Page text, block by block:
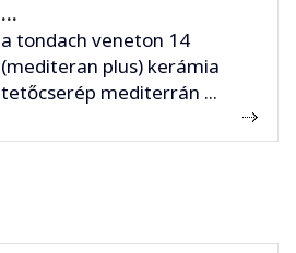
...
a tondach veneton 14
(mediteran plus) kerámia
tetőcserép mediterrán ...